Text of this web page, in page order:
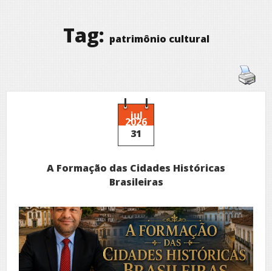
Tag: patrimônio cultural
jul
2026
31
A Formação das Cidades Históricas
Brasileiras